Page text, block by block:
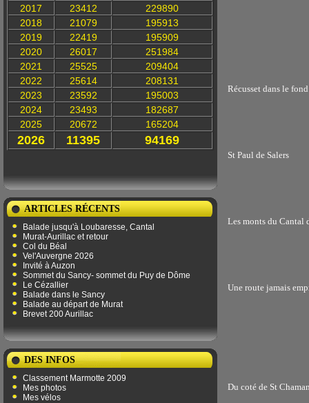
2017
23412
229890
2018
21079
195913
2019
22419
195909
2020
26017
251984
2021
25525
209404
2022
25614
208131
2023
23592
195003
2024
23493
182687
2025
20672 165204
2026 11395 94169
ARTICLES RÉCENTS
Balade jusqu'à Loubaresse, Cantal
Murat-Aurillac et retour
Col du Béal
Vel'Auvergne 2026
Invité à Auzon
Sommet du Sancy- sommet du Puy de Dôme
Le Cézallier
Balade dans le Sancy
Balade au départ de Murat
Brevet 200 Aurillac
DES INFOS
Classement Marmotte 2009
Mes photos
Mes vélos
Récusset dans le fond
St Paul de Salers
Les monts du Cantal
Une route jamais
Du coté de St